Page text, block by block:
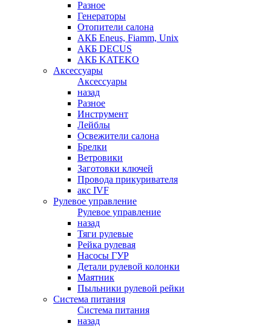
Разное
Генераторы
Отопители салона
АКБ Eneus, Fiamm, Unix
АКБ DECUS
АКБ KATEKO
Аксессуары
Аксессуары
назад
Разное
Инструмент
Лейблы
Освежители салона
Брелки
Ветровики
Заготовки ключей
Провода прикуривателя
акс IVF
Рулевое управление
Рулевое управление
назад
Тяги рулевые
Рейка рулевая
Насосы ГУР
Детали рулевой колонки
Маятник
Пыльники рулевой рейки
Система питания
Система питания
назад